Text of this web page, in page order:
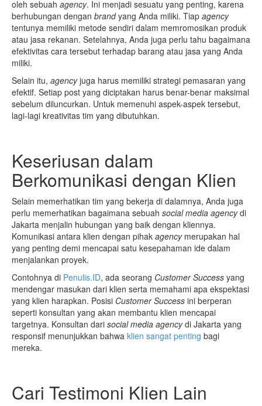
oleh sebuah agency. Ini menjadi sesuatu yang penting, karena
berhubungan dengan brandyang Anda miliki. Tiap agency
tentunya memiliki metode sendiri dalam memromosikan produk
atau jasa rekanan. Setelahnya, Anda juga perlu tahu bagaimana
efektivitas cara tersebut terhadap barang atau jasa yang Anda
miliki.
Selain itu, agencyjuga harus memiliki strategi pemasaran yang
efektif. Setiap post yang diciptakan harus benar-benar maksimal
sebelum diluncurkan. Untuk memenuhi aspek-aspek tersebut,
lagi-lagi kreativitas tim yang dibutuhkan.
Keseriusan dalam
Berkomunikasi dengan Klien
Selain memerhatikan tim yang bekerja di dalamnya, Anda juga
perlu memerhatikan bagaimana sebuah social media agencydi
Jakarta menjalin hubungan yang baik dengan kliennya.
Komunikasi antara klien dengan pihak agencymerupakan hal
yang penting demi mencapai satu kesepahaman ide dalam
menjalankan proyek.
Contohnya di Penulis.ID, ada seorang Customer Success yang
mendengar masukan dari klien serta memahami apa ekspektasi
yang klien harapkan. Posisi Customer Success ini berperan
seperti konsultan yang akan membantu klien mencapai
targetnya. Konsultan dari social media agencydi Jakarta yang
responsif menunjukkan bahwa klien sangat penting bagi
mereka.
Cari Testimoni Klien Lain